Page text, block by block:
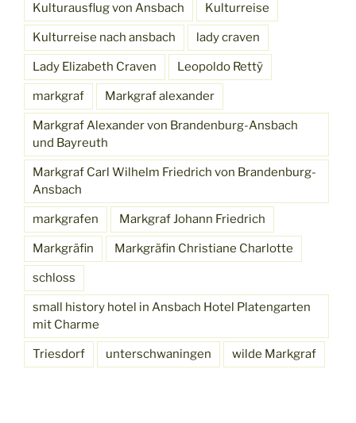
Kulturausflug von Ansbach Kulturreise
Kulturreise nach ansbach lady craven
Lady Elizabeth Craven Leopoldo Rettÿ
markgraf Markgraf alexander
Markgraf Alexander von Brandenburg-Ansbach
und Bayreuth
Markgraf Carl Wilhelm Friedrich von Brandenburg-
Ansbach
markgrafen Markgraf Johann Friedrich
Markgräfin Markgräfin Christiane Charlotte
schloss
small history hotel in Ansbach Hotel Platengarten
mit Charme
Triesdorf unterschwaningen wilde Markgraf